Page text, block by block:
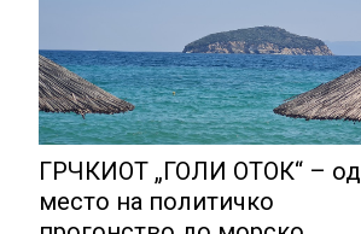
ГРЧКИОТ „ГОЛИ ОТОК“ – од
место на политичко